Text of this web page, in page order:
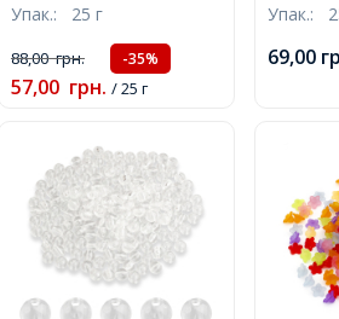
Отвір 1.5мм, близько
Упак.: 25 г
88,00грн. -35%
57,00 грн. / 25 г
8мм,
Упак.:
69,00